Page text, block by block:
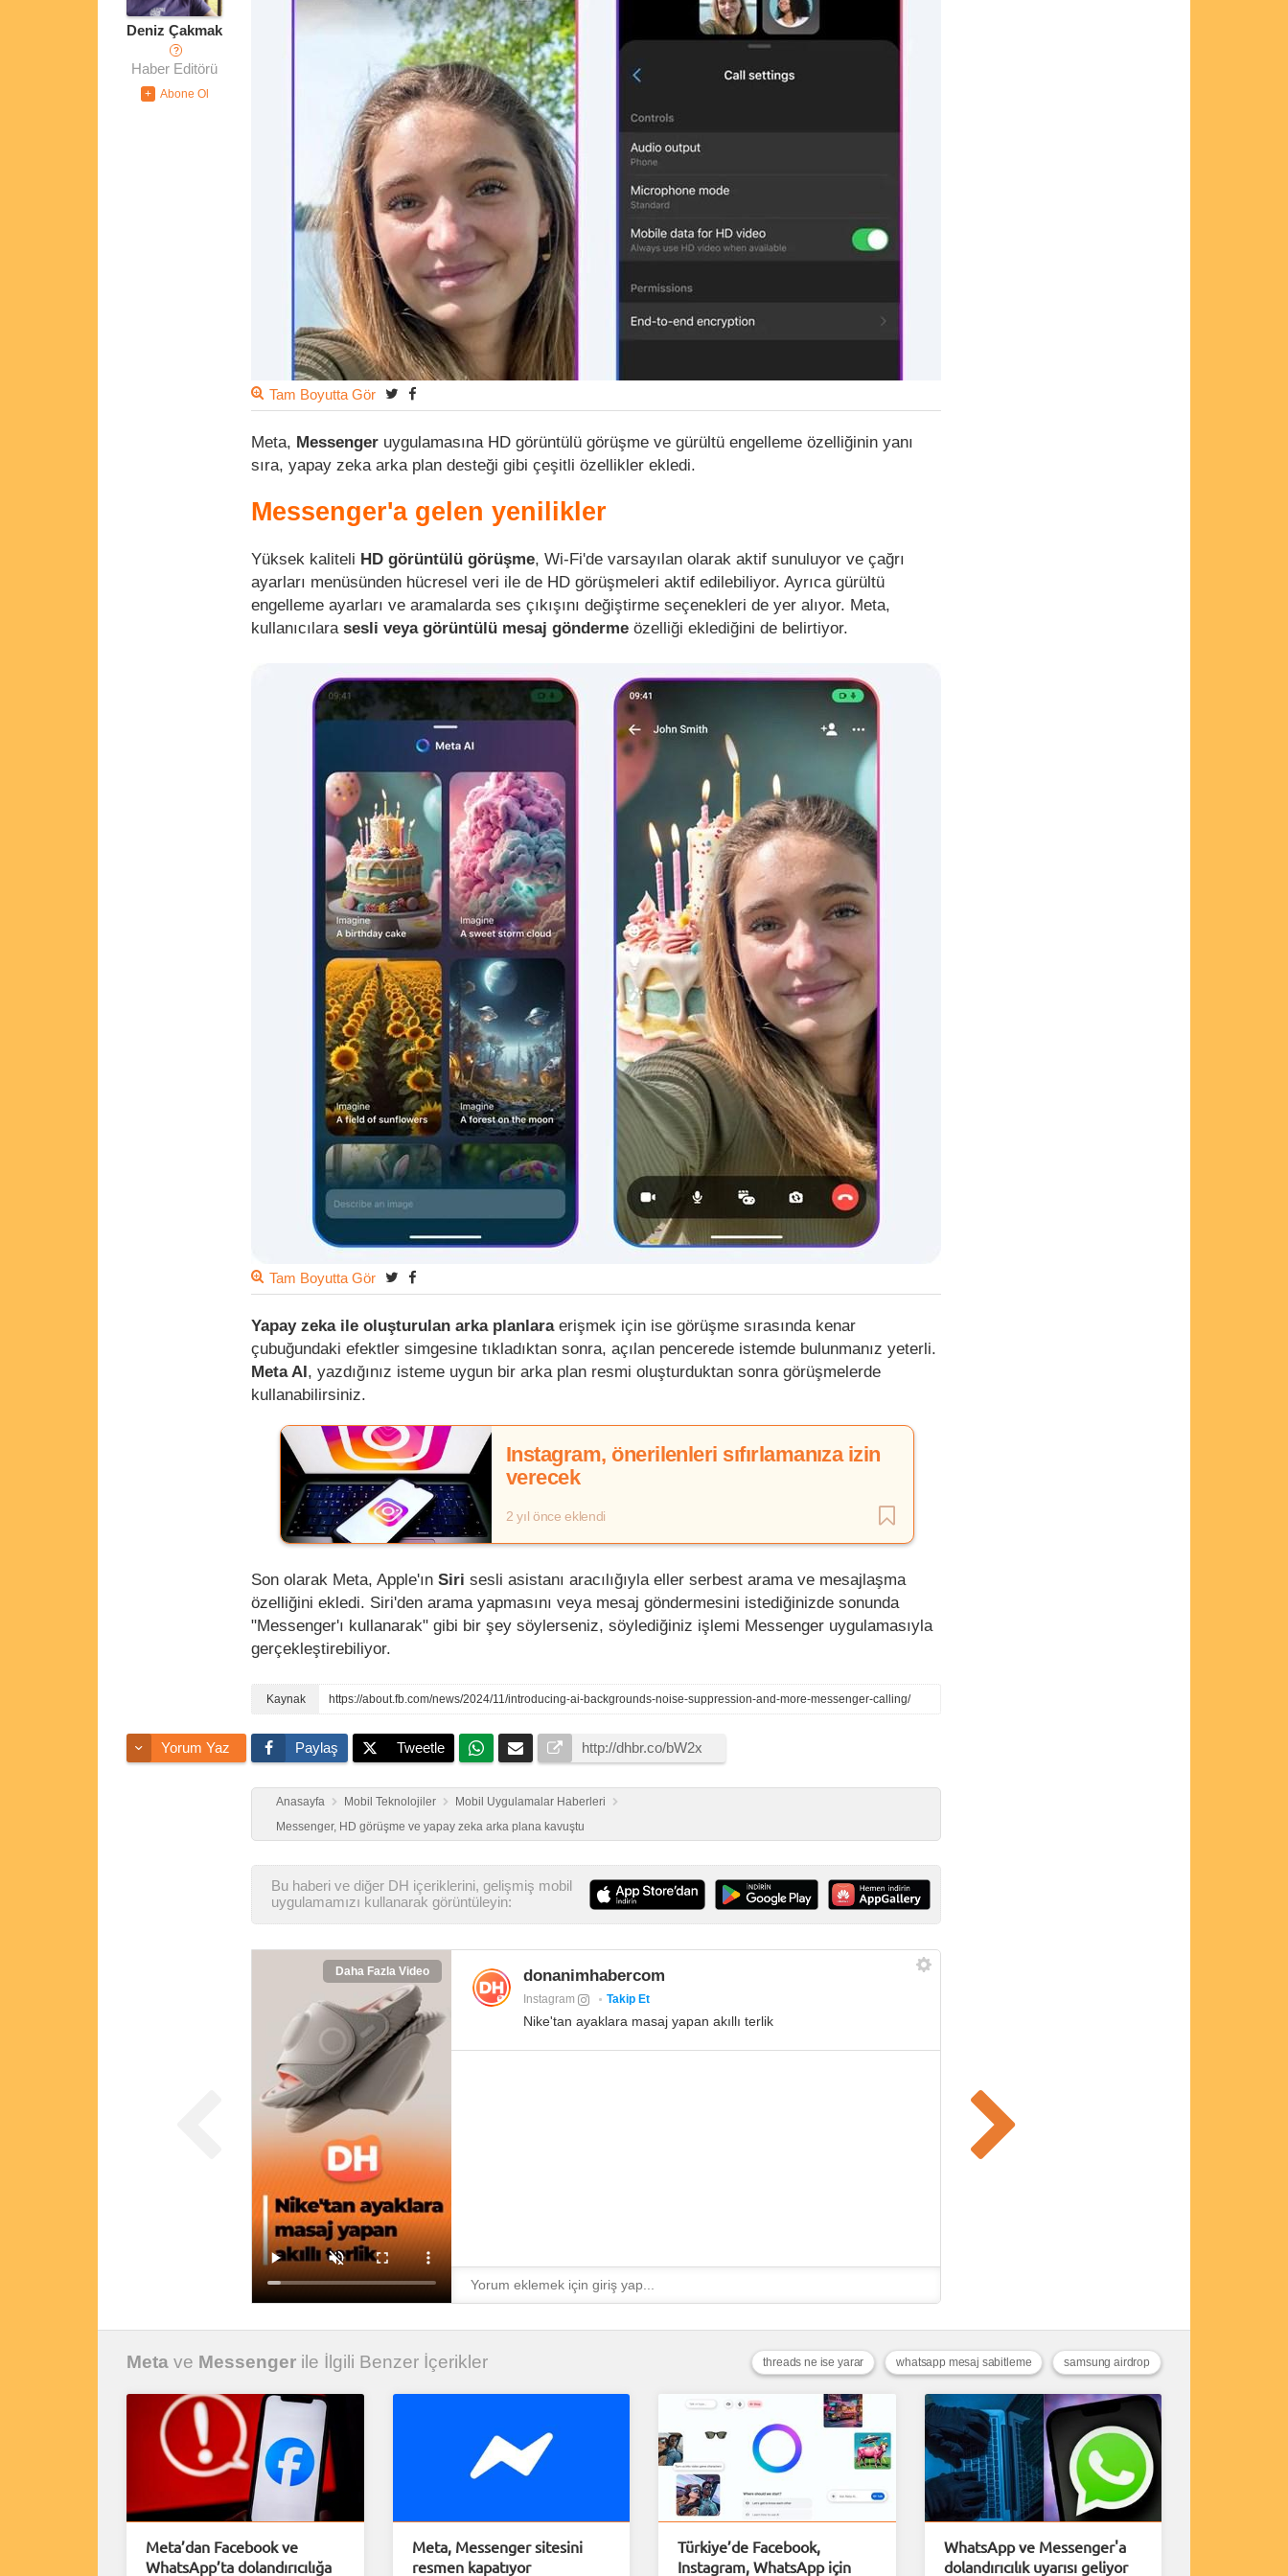
Deniz Çakmak
?
Haber Editörü
Tam Boyutta Gör
Meta, Messenger uygulamasına HD görüntülü görüşme ve gürültü engelleme özelliğinin yanı
sıra, yapay zeka arka plan desteği gibi çeşitli özellikler ekledi.
Messenger'a gelen yenilikler
Yüksek kaliteli HD görüntülü görüşme, Wi-Fi'de varsayılan olarak aktif sunuluyor ve çağrı
ayarları menüsünden hücresel veri ile de HD görüşmeleri aktif edilebiliyor. Ayrıca gürültü
engelleme ayarları ve aramalarda ses çıkışını değiştirme seçenekleri de yer alıyor. Meta,
kullanıcılara sesli veya görüntülü mesaj gönderme özelliği eklediğini de belirtiyor.
Tam Boyutta Gör
Yapay zeka ile oluşturulan arka planlaraerişmek için ise görüşme sırasında kenar
çubuğundaki efektler simgesine tıkladıktan sonra, açılan pencerede istemde bulunmanız yeterli.
Meta AI, yazdığınız isteme uygun bir arka plan resmi oluşturduktan sonra görüşmelerde
kullanabilirsiniz.
Instagram, önerilenleri sıfırlamanıza izin
verecek
2 yıl önce eklendi
Son olarak Meta, Apple'ın Siri sesli asistanı aracılığıyla eller serbest arama ve mesajlaşma
özelliğini ekledi. Siri'den arama yapmasını veya mesaj göndermesini istediğinizde sonunda
"Messenger'ı kullanarak" gibi bir şey söylerseniz, söylediğiniz işlemi Messenger uygulamasıyla
gerçekleştirebiliyor.
https://about.fb.com/news/2024/11/introducing-ai-backgrounds-noise-suppression-and-more-messenger-calling/
Yorum Yaz Paylaş Tweetle
Anasayfa Mobil Teknolojiler
Mobil Uygulamalar Haberleri
Messenger, HD görüşme ve yapay zeka arka plana kavuştu
Bu haberi ve diğer DH içeriklerini, gelişmiş mobil
uygulamamızı kullanarak görüntüleyin:
Daha Fazla Video donanimhabercom
Instagram Takip Et
Nike'tan ayaklara masaj yapan akıllı terlik
Meta ve Messenger ile İlgili Benzer İçerikler samsung airdrop
whatsapp mesaj sabitleme
threads ne ise yarar
Meta’dan Facebook ve
WhatsApp’ta dolandırıcılığa
Meta, Messenger sitesini
resmen kapatıyor
Türkiye’de Facebook,
Instagram, WhatsApp için
WhatsApp ve Messenger'a
dolandırıcılık uyarısı geliyor